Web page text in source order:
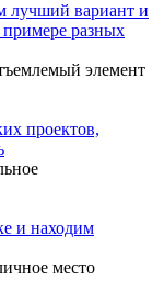
лучший вариант и
разных
элемент
проектов,
и находим
место